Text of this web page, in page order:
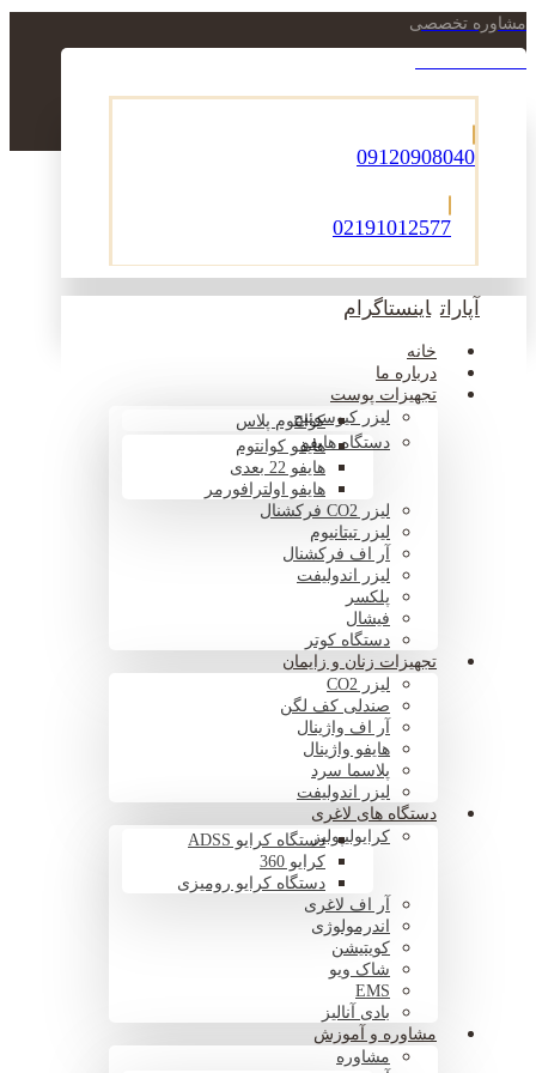
مشاوره تخصصی
09120908040
02191012577
آپارات اینستاگرام
خانه
درباره ما
تجهیزات پوست
لیزر کیوسوئیچکوانتوم پلاس
دستگاه هایفوهایفو کوانتوم
هایفو 22 بعدی
هایفو اولترافورمر
لیزر CO2 فرکشنال
لیزر تیتانیوم
آر اف فرکشنال
لیزر اندولیفت
پلکسر
فیشال
دستگاه کوتر
تجهیزات زنان و زایمان
لیزر CO2
صندلی کف لگن
آر اف واژینال
هایفو واژینال
پلاسما سرد
لیزر اندولیفت
دستگاه های لاغری
کرایولیپولیزدستگاه کرایو ADSS
کرایو 360
دستگاه کرایو رومیزی
آر اف لاغری
اندرمولوژی
کویتیشن
شاک ویو
EMS
بادی آنالیز
مشاوره و آموزش
مشاوره